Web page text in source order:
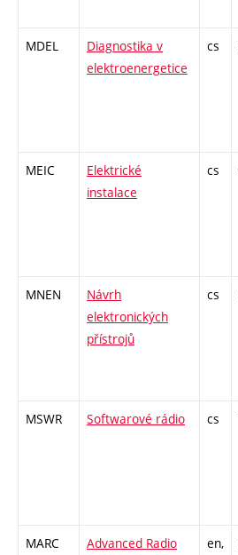
MDEL
Diagnostika v
elektroenergetice
cs
MEIC
Elektrické
instalace
cs
MNEN
Návrh
elektronických
přístrojů
cs
MSWR Softwarové rádio cs
MARC
Advanced Radio
en,